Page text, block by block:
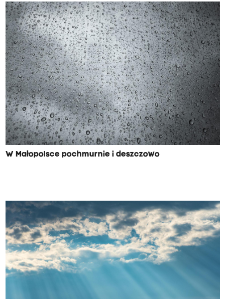
W Małopolsce pochmurnie i deszczowo